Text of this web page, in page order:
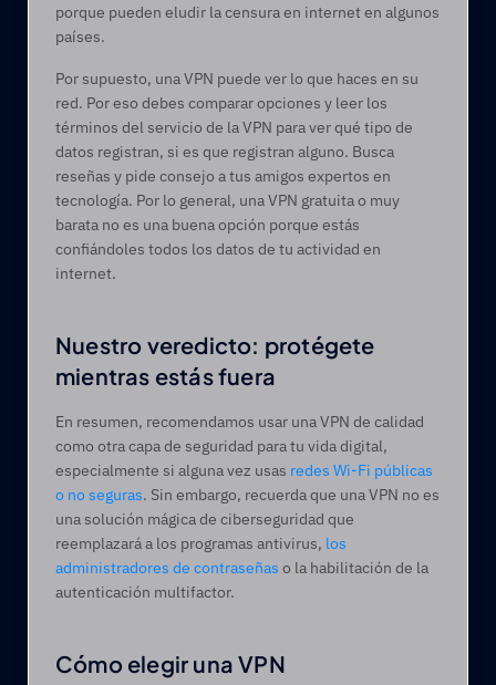
porque pueden eludir la censura en internet en algunos
países.
Por supuesto, una VPN puede ver lo que haces en su
red. Por eso debes comparar opciones y leer los
términos del servicio de la VPN para ver qué tipo de
datos registran, si es que registran alguno. Busca
reseñas y pide consejo a tus amigos expertos en
tecnología. Por lo general, una VPN gratuita o muy
barata no es una buena opción porque estás
confiándoles todos los datos de tu actividad en
internet.
Nuestro veredicto: protégete
mientras estás fuera
En resumen, recomendamos usar una VPN de calidad
como otra capa de seguridad para tu vida digital,
especialmente si alguna vez usas redes Wi-Fi públicas
o no seguras. Sin embargo, recuerda que una VPN no es
una solución mágica de ciberseguridad que
reemplazará a los programas antivirus, los
administradores de contraseñas o la habilitación de la
autenticación multifactor.
Cómo elegir una VPN